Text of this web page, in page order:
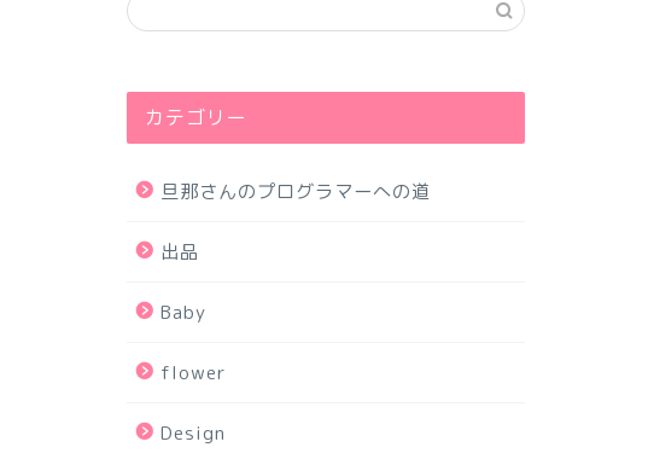
カテゴリー
旦那さんのプログラマーへの道
出品
Baby
flower
Design